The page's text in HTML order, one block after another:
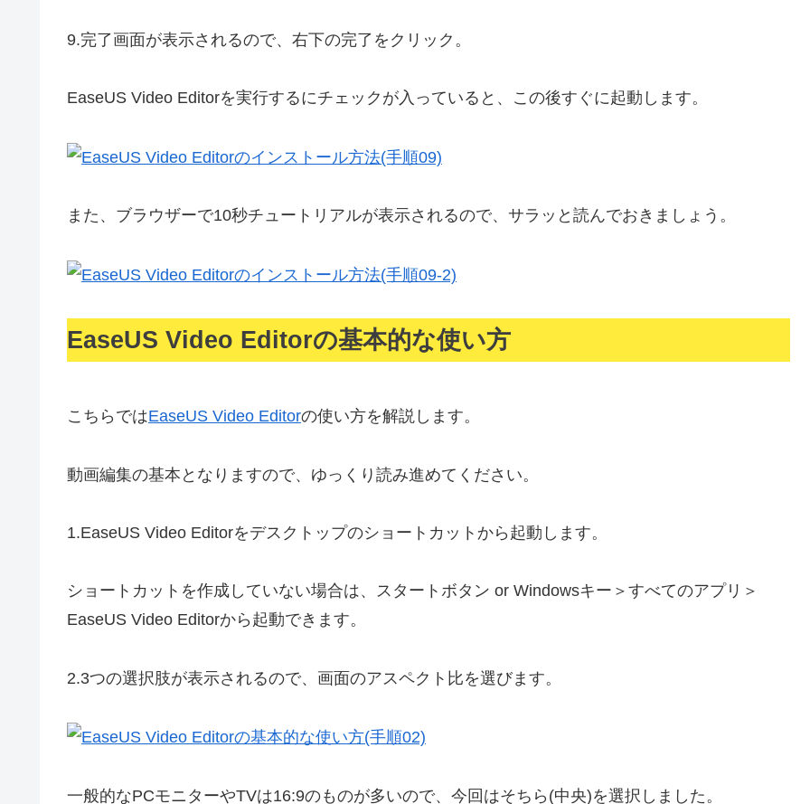
9.完了画面が表示されるので、右下の完了をクリック。
EaseUS Video Editorを実行するにチェックが入っていると、この後すぐに起動します。
また、ブラウザーで10秒チュートリアルが表示されるので、サラッと読んでおきましょう。
EaseUS Video Editorの基本的な使い方
こちらではEaseUS Video Editorの使い方を解説します。
動画編集の基本となりますので、ゆっくり読み進めてください。
1.EaseUS Video Editorをデスクトップのショートカットから起動します。
ショートカットを作成していない場合は、スタートボタン or Windowsキー＞すべてのアプリ＞
EaseUS Video Editorから起動できます。
2.3つの選択肢が表示されるので、画面のアスペクト比を選びます。
一般的なPCモニターやTVは16:9のものが多いので、今回はそちら(中央)を選択しました。